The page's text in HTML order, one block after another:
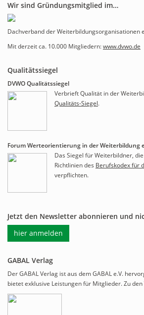
Wir sind Gründungsmitglied im…
Dachverband der Weiterbildungsorganisationen
Mit derzeit ca. 10.000 Mitgliedern:www.dvwo.de
Qualitätssiegel
DVWO Qualitätssiegel
Verbrieft Qualität in der
Qualitäts-Siegel.
Forum Werteorientierung in der Weiterbildung
Das Siegel für Weiterbildner,
Richtlinien des Berufskodex für
verpflichten.
Jetzt den Newsletter abonnieren und
hier anmelden
GABAL Verlag
Der GABAL Verlag ist aus dem GABAL e.V.
bietet exklusive Leistungen für Mitglieder. Zu den